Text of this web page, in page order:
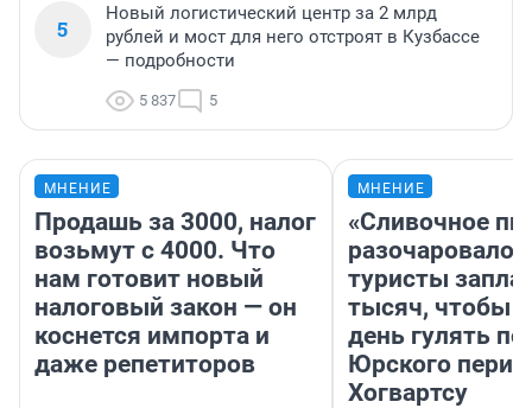
5
Новый логистический центр за 2 млрд
рублей и мост для него отстроят в Кузбассе
— подробности
5 837 5
МНЕНИЕ
Продашь за 3000, налог
возьмут с 4000. Что
нам готовит новый
налоговый закон — он
коснется импорта и
даже репетиторов
МНЕНИЕ
«Сливочное
разочаровало»:
туристы
тысяч, чтобы
день гулять по
Юрского
Хогвартсу